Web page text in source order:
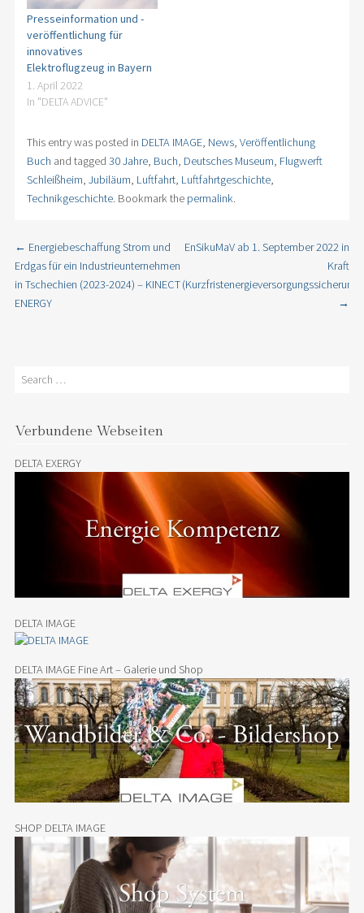
Presseinformation und -
veröffentlichung für
innovatives
Elektroflugzeug in Bayern
1. April 2022
In "DELTA ADVICE"
This entry was posted in DELTA IMAGE, News, Veröffentlichung
Buch and tagged 30 Jahre, Buch, Deutsches Museum, Flugwerft
Schleißheim, Jubiläum, Luftfahrt, Luftfahrtgeschichte,
Technikgeschichte. Bookmark the permalink.
Post navigation
← Energiebeschaffung Strom und
Erdgas für ein Industrieunternehmen
in Tschechien (2023-2024) – KINECT
ENERGY
EnSikuMaV ab 1. September 2022 in
Kraft
→
Search
Verbundene Webseiten
DELTA EXERGY
DELTA IMAGE
DELTA IMAGE Fine Art – Galerie und Shop
SHOP DELTA IMAGE